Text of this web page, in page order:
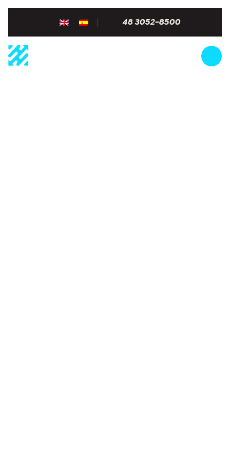
48 3052-8500